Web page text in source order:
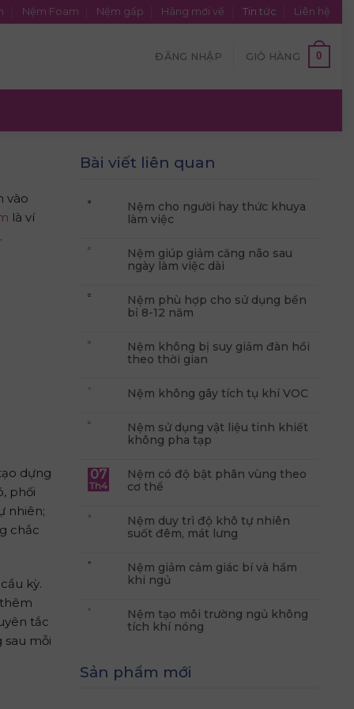
Nệm Foam Nệm gấp Hàng mới về Tin tức Liên hệ
ĐĂNG NHẬP GIỎ HÀNG 0
vào
là ví
dựng
phối
nhiên;
chắc
kỳ.
tắc
sau mỗi
Bài viết liên quan
Nệm cho người hay thức khuya
làm việc
Nệm giúp giảm căng não sau
ngày làm việc dài
Nệm phù hợp cho sử dụng bền
bỉ 8-12 năm
Nệm không bị suy giảm đàn hồi
theo thời gian
Nệm không gây tích tụ khí VOC
Nệm sử dụng vật liệu tinh khiết
không pha tạp
07
Th4
Nệm có độ bật phân vùng theo
cơ thể
Nệm duy trì độ khô tự nhiên
suốt đêm, mát lưng
Nệm giảm cảm giác bí và hầm
khi ngủ
Nệm tạo môi trường ngủ không
tích khí nóng
Sản phẩm mới